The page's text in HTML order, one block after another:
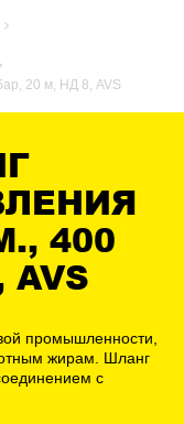
20 м, НД 8, AVS
400
промышленности,
жирам. Шланг
с